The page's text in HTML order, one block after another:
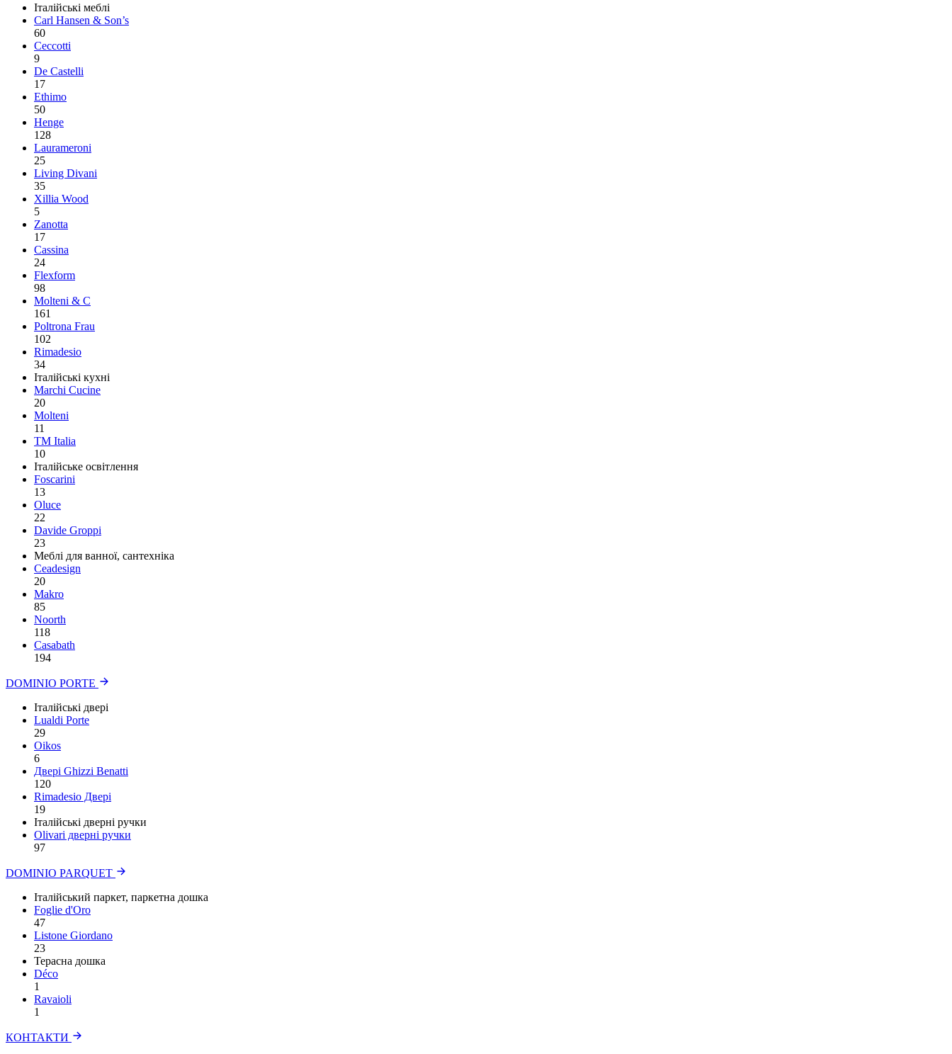
Італійські меблі
Carl Hansen & Son’s
60
Ceccotti
9
De Castelli
17
Ethimo
50
Henge
128
Laurameroni
25
Living Divani
35
Xillia Wood
5
Zanotta
17
Cassina
24
Flexform
98
Molteni & C
161
Poltrona Frau
102
Rimadesio
34
Італійські кухні
Marchi Cucine
20
Molteni
11
TM Italia
10
Італійське освітлення
Foscarini
13
Oluce
22
Davide Groppi
23
Меблі для ванної, сантехніка
Ceadesign
20
Makro
85
Noorth
118
Сasabath
194
DOMINIO PORTE
Італійські двері
Lualdi Porte
29
Oikos
6
Двері Ghizzi Benatti
120
Rimadesio Двері
19
Італійські дверні ручки
Olivari дверні ручки
97
DOMINIO PARQUET
Італійський паркет, паркетна дошка
Foglie d'Oro
47
Listone Giordano
23
Терасна дошка
Déco
1
Ravaioli
1
КОНТАКТИ